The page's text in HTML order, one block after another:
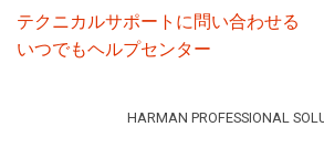
テクニカルサポートに問い合わせる
いつでもヘルプセンター
HARMAN PROFESSIONAL